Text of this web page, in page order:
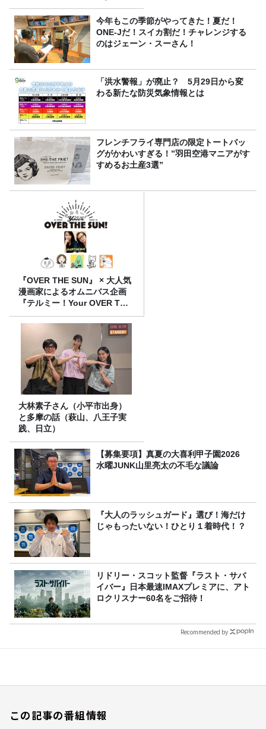
今年もこの季節がやってきた！夏だ！
ONE-Jだ！スイカ割だ！チャレンジする
のはジェーン・スーさん！
「洪水警報」が廃止？ 5月29日から変
わる新たな防災気象情報とは
フレンチフライ専門店の限定トートバッ
グがかわいすぎる！”羽田空港マニアがす
すめるお土産3選”
『OVER THE SUN』 × 大人気
漫画家によるオムニバス企画
『テルミー！Your OVER THE
SUN』が講談社Kissで連載ス
タート
大林素子さん（小平市出身）
と多摩の話（萩山、八王子実
践、日立）
【募集要項】真夏の大喜利甲子園2026
水曜JUNK山里亮太の不毛な議論
『大人のラッシュガード』選び！海だけ
じゃもったいない！ひとり１着時代！？
リドリー・スコット監督『ラスト・サバ
イバー』日本最速IMAXプレミアに、アト
ロクリスナー60名をご招待！
Recommended by
この記事の番組情報